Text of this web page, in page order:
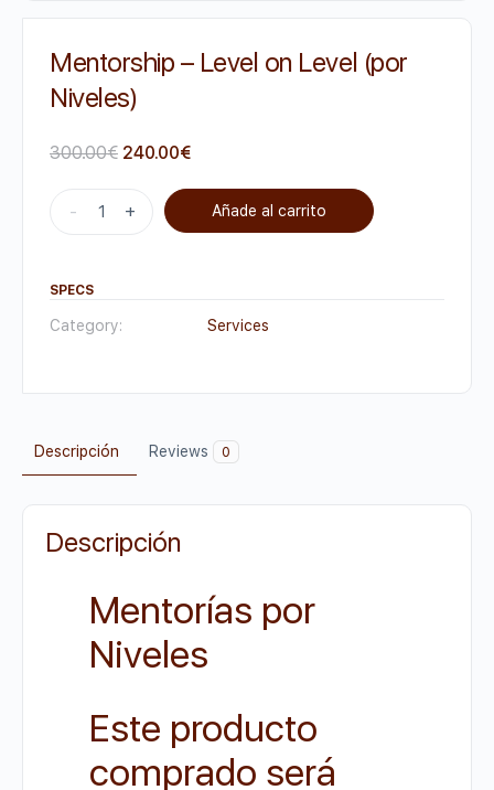
Mentorship – Level on Level (por
Niveles)
300.00€ 240.00€
- + Añade al carrito
SPECS
Category: Services
Descripción Reviews 0
Descripción
Mentorías por
Niveles
Este producto
comprado será